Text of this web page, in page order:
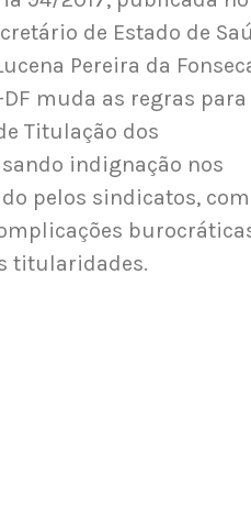
de Estado de
Pereira da
muda as regras para
Titulação dos
indignação nos
pelos sindicatos,
titularidades.